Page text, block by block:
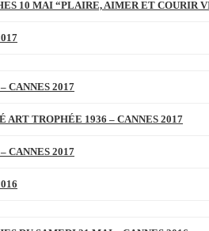
10 MAI “PLAIRE, AIMER ET COURIR
CANNES 2017
ART TROPHÉE 1936 – CANNES 2017
CANNES 2017